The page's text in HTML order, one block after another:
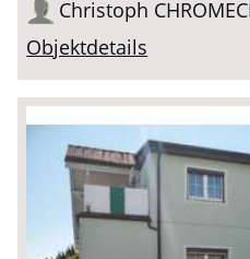
Christoph
Objektdetails